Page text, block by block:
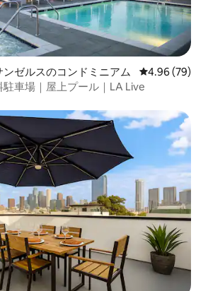
ゼルスのコンドミニアム レビュー79
4.96 (79)
車場｜屋上プール｜LA Live